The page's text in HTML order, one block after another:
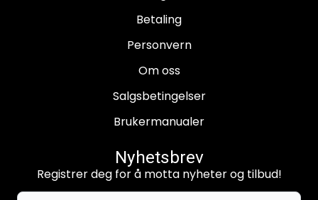
Betaling
Personvern
Om oss
Salgsbetingelser
Brukermanualer
Nyhetsbrev
Registrer deg for å motta nyheter og tilbud!